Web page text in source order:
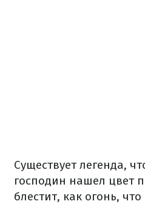
Существует легенда,
господин нашел цвет
блестит, как огонь, что